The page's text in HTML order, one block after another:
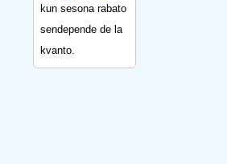
kun sesona rabato
sendepende de la
kvanto.